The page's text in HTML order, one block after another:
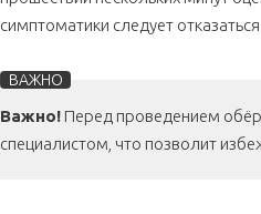
симптоматики следует
Важно! Перед проведением
специалистом, что позволит